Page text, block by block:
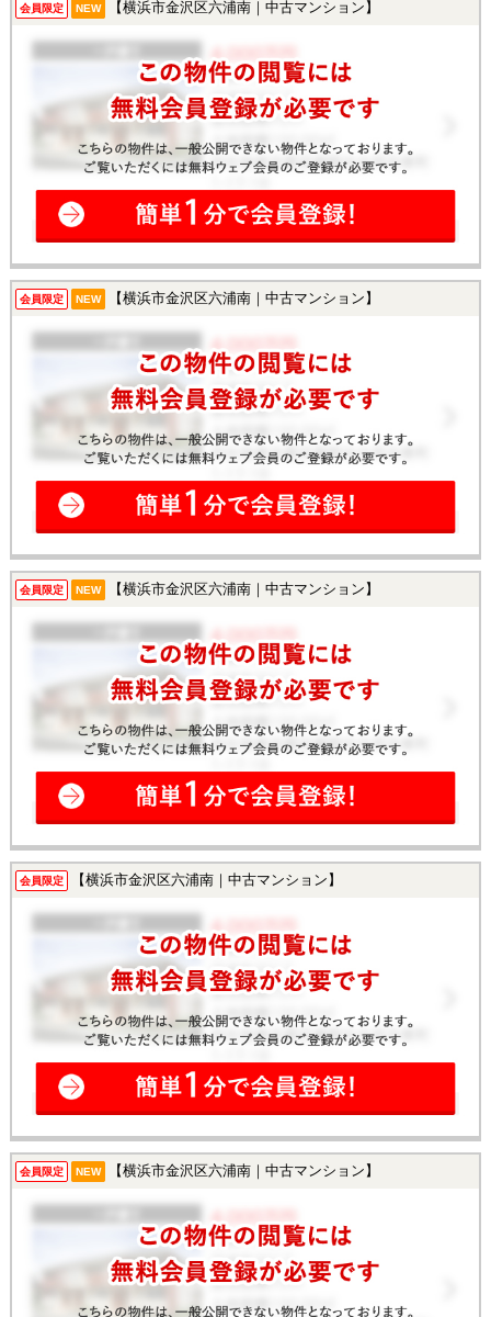
会員限定 NEW 【横浜市金沢区六浦南｜中古マンション】
会員限定 NEW 【横浜市金沢区六浦南｜中古マンション】
会員限定 NEW 【横浜市金沢区六浦南｜中古マンション】
会員限定 【横浜市金沢区六浦南｜中古マンション】
会員限定 NEW 【横浜市金沢区六浦南｜中古マンション】